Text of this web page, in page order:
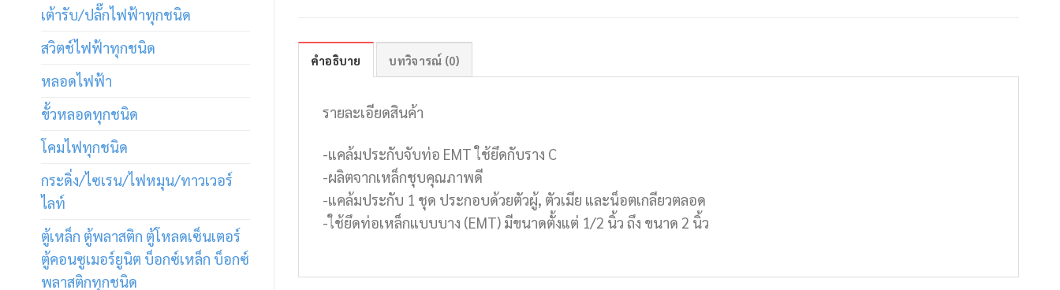
เต้ารับ/ปลั๊กไฟฟ้าทุกชนิด
สวิตช์ไฟฟ้าทุกชนิด
หลอดไฟฟ้า
ขั้วหลอดทุกชนิด
โคมไฟทุกชนิด
กระดิ่ง/ไซเรน/ไฟหมุน/ทาวเวอร์
ไลท์
ตู้เหล็ก ตู้พลาสติก ตู้โหลดเซ็นเตอร์
ตู้คอนซูเมอร์ยูนิต บ็อกซ์เหล็ก บ็อกซ์
พลาสติกทุกชนิด
คำอธิบาย บทวิจารณ์ (0)
รายละเอียดสินค้า
-แคล้มประกับจับท่อ EMT ใช้ยึดกับราง C
-ผลิตจากเหล็กชุบคุณภาพดี
-แคล้มประกับ 1 ชุด ประกอบด้วยตัวผู้, ตัวเมีย และน็อตเกลียวตลอด
-ใช้ยึดท่อเหล็กแบบบาง (EMT) มีขนาดตั้งแต่ 1/2 นิ้ว ถึง ขนาด 2 นิ้ว